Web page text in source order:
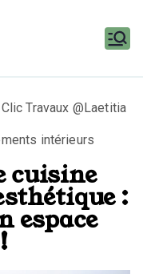
Travaux @Laetitia
intérieurs
cuisine
:
espace